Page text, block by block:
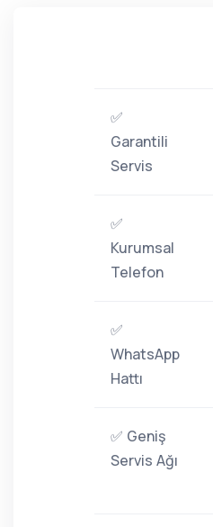
✅
Garantili
Servis
✅
Kurumsal
Telefon
✅
WhatsApp
Hattı
✅ Geniş
Servis Ağı